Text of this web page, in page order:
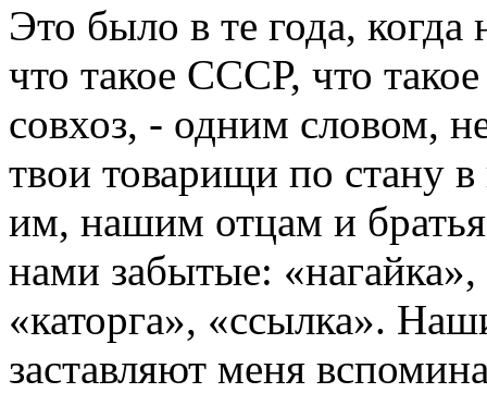
Это было в те года,
что такое СССР, что
совхоз, - одним словом,
твои товарищи по стану
им, нашим отцам и
нами забытые:
«каторга», «ссылка».
заставляют меня